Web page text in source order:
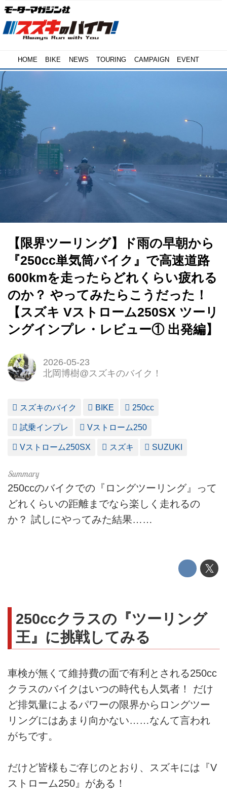
HOME BIKE NEWS TOURING CAMPAIGN EVENT
【限界ツーリング】ド雨の早朝から
『250cc単気筒バイク』で高速道路
600kmを走ったらどれくらい疲れる
のか？ やってみたらこうだった！
【スズキ Vストローム250SX ツーリ
ングインプレ・レビュー① 出発編】
2026-05-23
北岡博樹@スズキのバイク！
スズキのバイク BIKE 250cc
試乗インプレ Vストローム250
Vストローム250SX スズキ SUZUKI
250ccのバイクでの『ロングツーリング』って
どれくらいの距離までなら楽しく走れるの
か？ 試しにやってみた結果……
250ccクラスの『ツーリング
王』に挑戦してみる
車検が無くて維持費の面で有利とされる250cc
クラスのバイクはいつの時代も人気者！ だけ
ど排気量によるパワーの限界からロングツー
リングにはあまり向かない……なんて言われ
がちです。
だけど皆様もご存じのとおり、スズキには『V
ストローム250』がある！